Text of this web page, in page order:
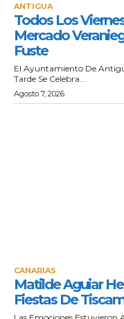
ANTIGUA
Todos Los
Mercado
Fuste
El Ayuntamiento De
Tarde Se Celebra...
Agosto 7, 2026
CANARIAS
Matilde Aguiar
Fiestas De